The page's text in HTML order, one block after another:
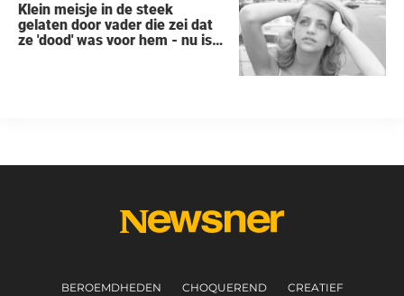
Klein meisje in de steek
gelaten door vader die zei dat
ze 'dood' was voor hem - nu is
BEROEMDHEDEN CHOQUEREND CREATIEF